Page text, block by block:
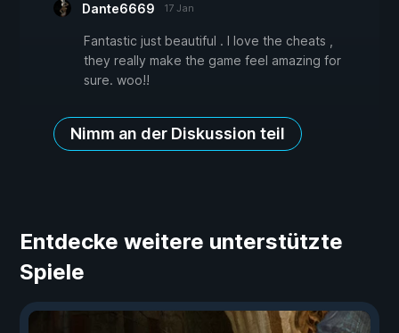
Dante6669 17 Jan
Fantastic just beautiful . I love the cheats ,
they really make the game feel amazing for
sure. woo!!
Nimm an der Diskussion teil
Entdecke weitere unterstützte
Spiele